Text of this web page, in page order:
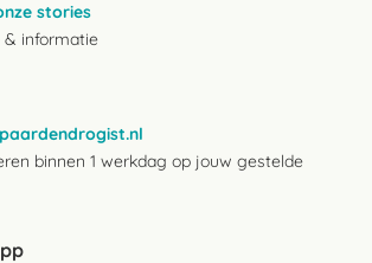
stories
& informatie
binnen 1 werkdag op jouw gestelde